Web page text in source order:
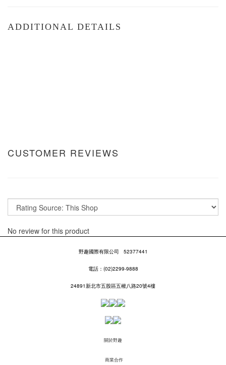
ADDITIONAL DETAILS
CUSTOMER REVIEWS
No review for this product
野趣國際有限公司 52377441
電話：(02)2299-9888
24891新北市五股區五權八路20號4樓
關於野趣
商業合作